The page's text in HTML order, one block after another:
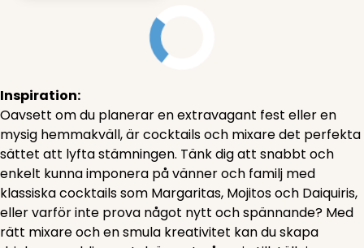
Inspiration:
Oavsett om du planerar en extravagant fest eller en
mysig hemmakväll, är cocktails och mixare det perfekta
sättet att lyfta stämningen. Tänk dig att snabbt och
enkelt kunna imponera på vänner och familj med
klassiska cocktails som Margaritas, Mojitos och Daiquiris,
eller varför inte prova något nytt och spännande? Med
rätt mixare och en smula kreativitet kan du skapa